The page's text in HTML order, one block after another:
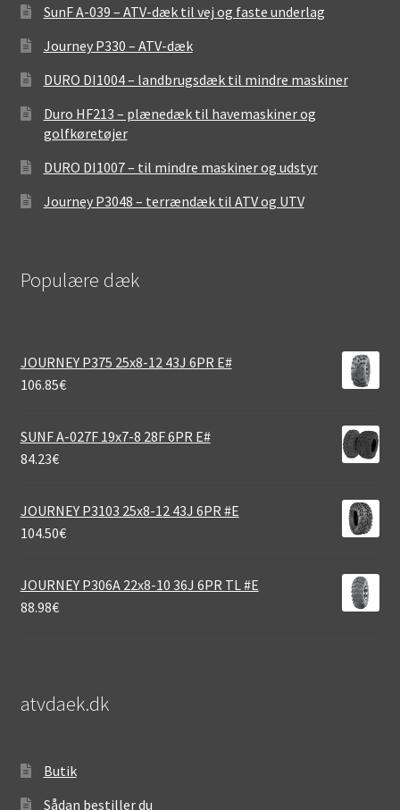
SunF A-039 – ATV-dæk til vej og faste underlag
Journey P330 – ATV-dæk
DURO DI1004 – landbrugsdæk til mindre maskiner
Duro HF213 – plænedæk til havemaskiner og
golfkøretøjer
DURO DI1007 – til mindre maskiner og udstyr
Journey P3048 – terrændæk til ATV og UTV
Populære dæk
JOURNEY P375 25x8-12 43J 6PR E#
106.85€
SUNF A-027F 19x7-8 28F 6PR E#
84.23€
JOURNEY P3103 25x8-12 43J 6PR #E
104.50€
JOURNEY P306A 22x8-10 36J 6PR TL #E
88.98€
atvdaek.dk
Butik
Sådan bestiller du